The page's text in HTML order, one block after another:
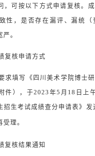
，可按以下方式申请复核。
性，是否存在漏评、漏统（
。
复核申请方式
求填写《四川美术学院博士
件），于2023 年5 月 18 日上
招生考试成绩查分申请表》发
受理。
复核结果通知